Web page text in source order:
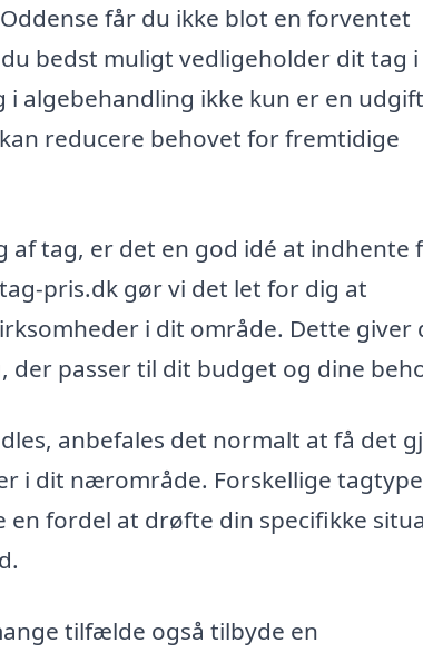
får du ikke blot en forventet
bedst muligt vedligeholder dit tag i
algebehandling ikke kun er en
reducere behovet for fremtidige
af tag, er det en god idé at indhente
pris.dk gør vi det let for dig at
i dit område. Dette giver
passer til dit budget og dine
anbefales det normalt at få det
i dit nærområde. Forskellige
fordel at drøfte din specifikke
tilfælde også tilbyde en